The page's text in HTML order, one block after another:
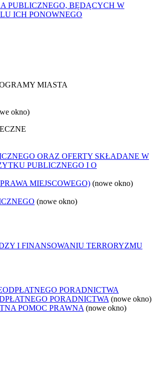
PUBLICZNEGO, BĘDĄCYCH W
ICH PONOWNEGO
MIASTA
okno)
ORAZ OFERTY SKŁADANE W
PUBLICZNEGO I O
MIEJSCOWEGO) (nowe okno)
(nowe okno)
I FINANSOWANIU TERRORYZMU
PORADNICTWA
PORADNICTWA (nowe okno)
POMOC PRAWNA (nowe okno)